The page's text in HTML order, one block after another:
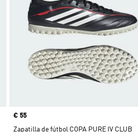
Precio
€ 55
Zapatilla de fútbol COPA PURE IV CLUB